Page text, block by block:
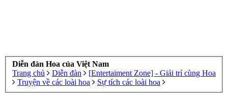
Diễn đàn Hoa của Việt Nam
Trang chủ
Diễn đàn
[Entertaiment Zone] - Giải trí cùng Hoa
Truyện về các loài hoa
Sự tích các loài hoa